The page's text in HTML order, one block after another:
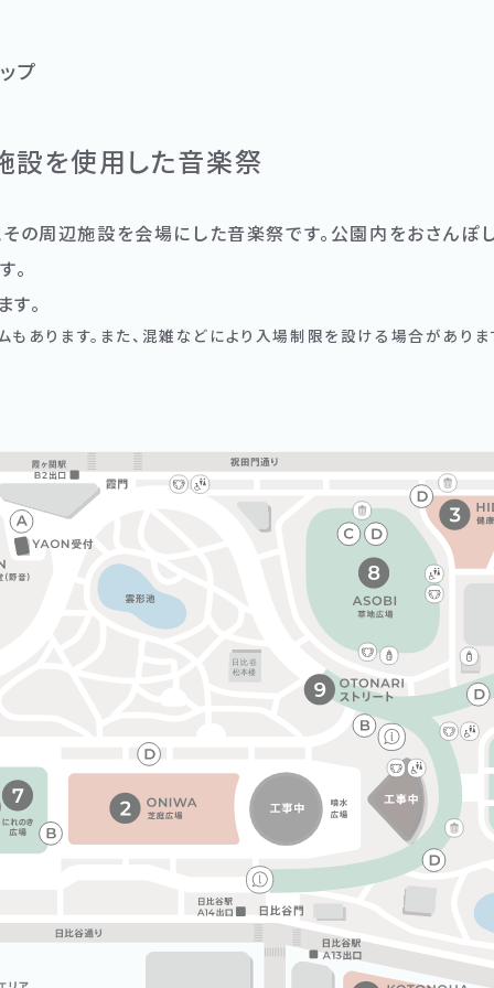
プ
設を使用した音楽祭
周辺施設を会場にした音楽祭です。公園内をおさんぽ
。
。
あります。また、混雑などにより入場制限を設ける場合がありま